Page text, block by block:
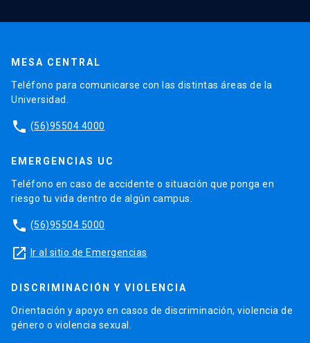
MESA CENTRAL
Teléfono para comunicarse con las distintas áreas de la
Universidad.
phone (56)95504 4000
EMERGENCIAS UC
Teléfono en caso de accidente o situación que ponga en
riesgo tu vida dentro de algún campus.
phone (56)95504 5000
launch Ir al sitio de Emergencias
DISCRIMINACIÓN Y VIOLENCIA
Orientación y apoyo en casos de discriminación, violencia de
género o violencia sexual.